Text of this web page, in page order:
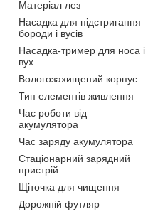
Матеріал лез
Насадка для підстригання
бороди і вусів
Насадка-тример для носа і
вух
Вологозахищений корпус
Тип елементів живлення
Час роботи від
акумулятора
Час заряду акумулятора
Стаціонарний зарядний
пристрій
Щіточка для чищення
Дорожній футляр